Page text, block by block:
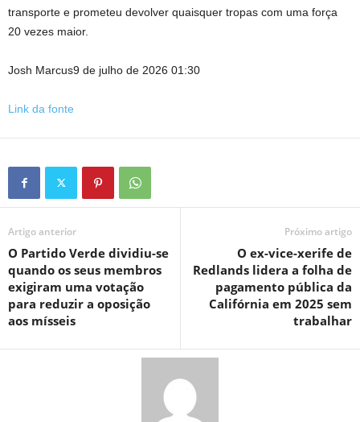
transporte e prometeu devolver quaisquer tropas com uma força
20 vezes maior.
Josh Marcus9 de julho de 2026 01:30
Link da fonte
Artigo anterior
O Partido Verde dividiu-se
quando os seus membros
exigiram uma votação
para reduzir a oposição
aos mísseis
Próximo artigo
O ex-vice-xerife de
Redlands lidera a folha de
pagamento pública da
Califórnia em 2025 sem
trabalhar